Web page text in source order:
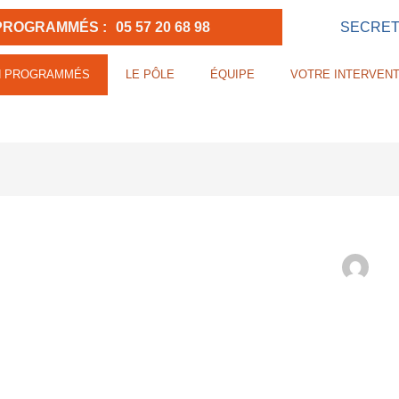
: 05 57 20 68 98
PROGRAMMÉS LE PÔLE ÉQUIPE VOTRE